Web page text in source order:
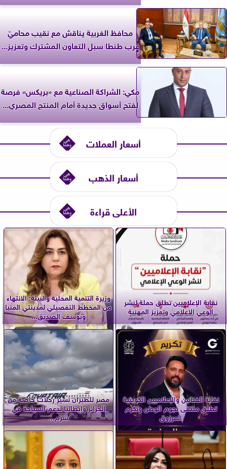
محافظ الغربية يناقش مع نقيب محاميّ
غرب طنطا سبل التعاون المشترك وتعزيز...
مكي: الشراكة الصناعية مع «بريكس» فرصة
لفتح أسواق جديدة أمام المنتج المصري...
أسعار العملات
أسعار الذهب
الأعلى قراءة
نقابة الإعلاميين تطلق حملة لنشر
الوعي الإعلامي وتعزيز المهنية
وزيرة التنمية المحلية والبيئة: الانتهاء
من المخطط التفصيلي لمدينتي المنيا
ويوسف الصديق...
نقابة الفنانين والإعلاميين الكويتية
تطلق ملتقى نجوم الوطن وتكرم
المرزوق
مصر للطيران تُسير رحلات خاصة من
الجزائر وإيطاليا لدعم السياحة في
شرم...